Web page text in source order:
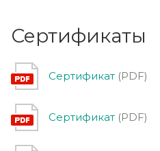
Сертификаты
Сертификат (PDF)
Сертификат (PDF)